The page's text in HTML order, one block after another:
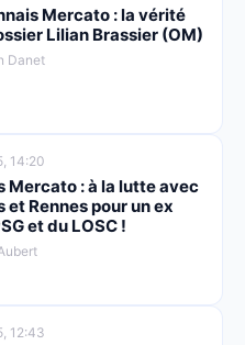
Mercato : la vérité
Lilian Brassier (OM)
Danet
14:20
Mercato : à la lutte avec
et Rennes pour un ex
et du LOSC !
12:43